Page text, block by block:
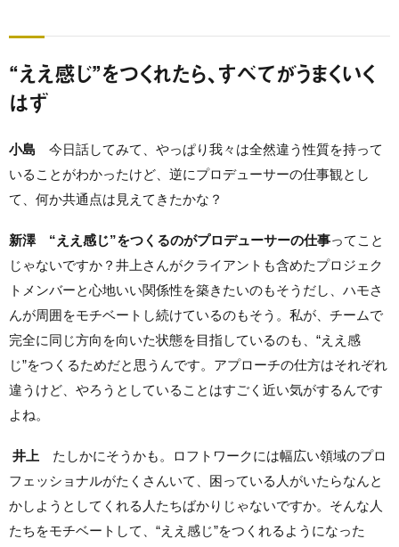
“ええ感じ”をつくれたら、すべてがうまくいく
はず
小島 今日話してみて、やっぱり我々は全然違う性質を持って
いることがわかったけど、逆にプロデューサーの仕事観とし
て、何か共通点は見えてきたかな？
新澤 “ええ感じ”をつくるのがプロデューサーの仕事ってこと
じゃないですか？井上さんがクライアントも含めたプロジェク
トメンバーと心地いい関係性を築きたいのもそうだし、ハモさ
んが周囲をモチベートし続けているのもそう。私が、チームで
完全に同じ方向を向いた状態を目指しているのも、“ええ感
じ”をつくるためだと思うんです。アプローチの仕方はそれぞれ
違うけど、やろうとしていることはすごく近い気がするんです
よね。
井上 たしかにそうかも。ロフトワークには幅広い領域のプロ
フェッショナルがたくさんいて、困っている人がいたらなんと
かしようとしてくれる人たちばかりじゃないですか。そんな人
たちをモチベートして、“ええ感じ”をつくれるようになった